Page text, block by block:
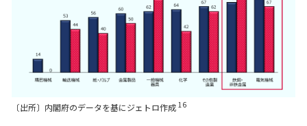
〔出所〕内閣府のデータを基にジェトロ作成 16